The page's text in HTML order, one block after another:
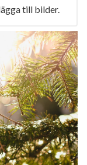
till bilder.